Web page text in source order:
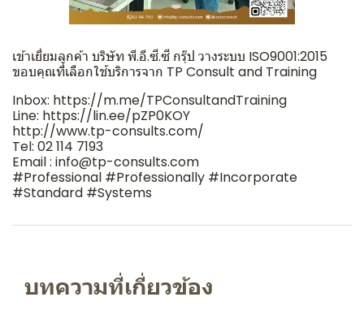
เข้าเยี่ยมลูกค้า บริษัท พี.อี.ซี.ซี กรุ๊ป วางระบบ ISO9001:2015
ขอบคุณที่เลือกใช้บริการจาก TP Consult and Training
Inbox: https://m.me/TPConsultandTraining
Line: https://lin.ee/pZP0KOY
http://www.tp-consults.com/
Tel: 02 114 7193
Email : info@tp-consults.com
#Professional #Professionally #Incorporate
#Standard #Systems
บทความที่เกี่ยวข้อง